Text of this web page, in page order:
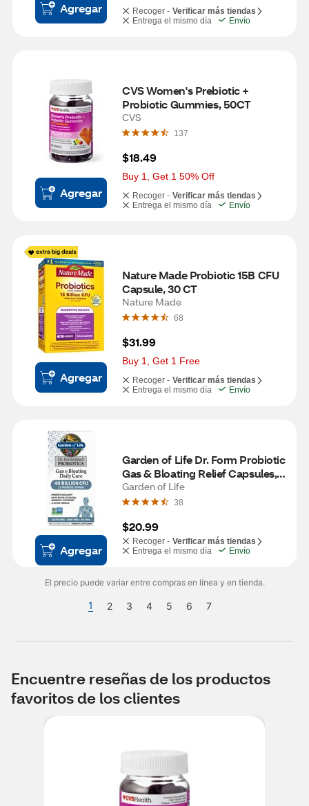
Agregar Recoger - Verificar más tiendas
Entrega el mismo día
Envío
Agregar
CVS Women's Prebiotic +
Probiotic Gummies, 50CT
CVS
137
$18.49
Buy 1, Get 1 50% Off
Recoger - Verificar más tiendas
Entrega el mismo día
Envío
Agregar
Nature Made Probiotic 15B CFU
Capsule, 30 CT
Nature Made
68
$31.99
Buy 1, Get 1 Free
Recoger - Verificar más tiendas
Entrega el mismo día
Envío
Agregar
Garden of Life Dr. Form Probiotic
Gas & Bloating Relief Capsules,
30 CT
Garden of Life
38
$20.99
Recoger - Verificar más tiendas
Entrega el mismo día
Envío
El precio puede variar entre compras en línea y en tienda.
1 2 3 4 5 6 7
Encuentre reseñas de los productos
favoritos de los clientes